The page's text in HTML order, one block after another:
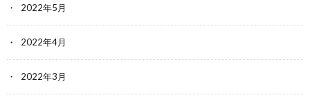
2022年5月
2022年4月
2022年3月